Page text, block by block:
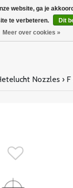
Nozzles › F
website, ga je
te verbeteren.
Dit
Meer over cookies »